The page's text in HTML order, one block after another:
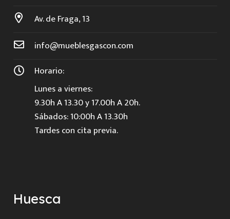
Av. de Fraga, 13
info@mueblesgascon.com
Horario:
Lunes a viernes:
9.30h A 13.30 y 17.00h A 20h.
Sábados: 10:00h A 13.30h
Tardes con cita previa.
Huesca